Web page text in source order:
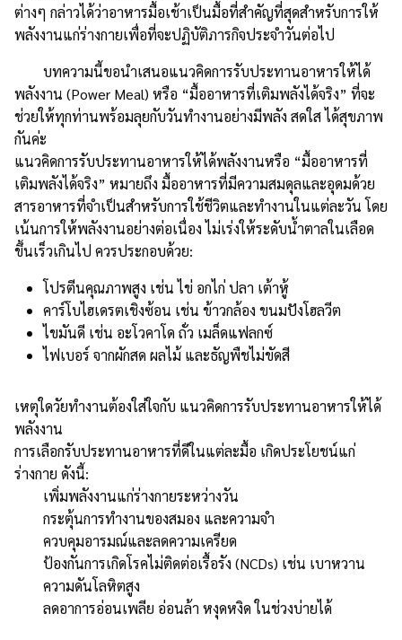
ต่างๆ กล่าวได้ว่าอาหารมื้อเช้าเป็นมื้อที่สำคัญที่สุดสำหรับการให้
พลังงานแก่ร่างกายเพื่อที่จะปฏิบัติภารกิจประจำวันต่อไป
บทความนี้ขอนำเสนอแนวคิดการรับประทานอาหารให้ได้
พลังงาน (Power Meal) หรือ “มื้ออาหารที่เติมพลังได้จริง” ที่จะ
ช่วยให้ทุกท่านพร้อมลุยกับวันทำงานอย่างมีพลัง สดใส ได้สุขภาพ
กันค่ะ
แนวคิดการรับประทานอาหารให้ได้พลังงานหรือ “มื้ออาหารที่
เติมพลังได้จริง” หมายถึง มื้ออาหารที่มีความสมดุลและอุดมด้วย
สารอาหารที่จำเป็นสำหรับการใช้ชีวิตและทำงานในแต่ละวัน โดย
เน้นการให้พลังงานอย่างต่อเนื่อง ไม่เร่งให้ระดับน้ำตาลในเลือด
ขึ้นเร็วเกินไป ควรประกอบด้วย:
โปรตีนคุณภาพสูง เช่น ไข่ อกไก่ ปลา เต้าหู้
คาร์โบไฮเดรตเชิงซ้อน เช่น ข้าวกล้อง ขนมปังโฮลวีต
ไขมันดี เช่น อะโวคาโด ถั่ว เมล็ดแฟลกซ์
ไฟเบอร์ จากผักสด ผลไม้ และธัญพืชไม่ขัดสี
เหตุใดวัยทำงานต้องใส่ใจกับ แนวคิดการรับประทานอาหารให้ได้
พลังงาน
การเลือกรับประทานอาหารที่ดีในแต่ละมื้อ เกิดประโยชน์แก่
ร่างกาย ดังนี้:
เพิ่มพลังงานแก่ร่างกายระหว่างวัน
กระตุ้นการทำงานของสมอง และความจำ
ควบคุมอารมณ์และลดความเครียด
ป้องกันการเกิดโรคไม่ติดต่อเรื้อรัง (NCDs) เช่น เบาหวาน
ความดันโลหิตสูง
ลดอาการอ่อนเพลีย อ่อนล้า หงุดหงิด ในช่วงบ่ายได้